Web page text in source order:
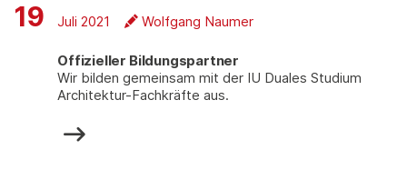
Offizieller Bildungspartner
Wir bilden gemeinsam mit der IU Duales Studium
Architektur-Fachkräfte aus.
19 Juli 2021 Wolfgang Naumer